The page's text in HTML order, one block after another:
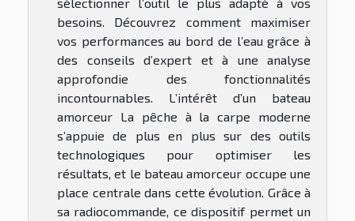
besoins. Découvrez comment maximiser
vos performances au bord de l’eau grâce à
des conseils d’expert et à une analyse
approfondie des fonctionnalités
incontournables. L’intérêt d’un bateau
amorceur La pêche à la carpe moderne
s’appuie de plus en plus sur des outils
technologiques pour optimiser les
résultats, et le bateau amorceur occupe une
place centrale dans cette évolution. Grâce à
sa radiocommande, ce dispositif permet un